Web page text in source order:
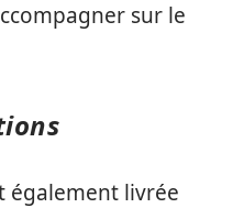
sur le
également livrée